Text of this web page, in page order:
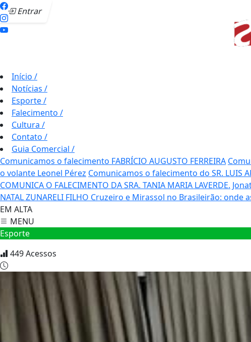
Entrar
Início /
Notícias /
Esporte/
Falecimento /
Cultura /
Contato /
Guia Comercial /
Comunicamos o falecimento FABRÍCIO AUGUSTO FERREIRA
o volante Leonel Pérez Comunicamos o falecimento do SR. LUIS
COMUNICA O FALECIMENTO DA SRA. TANIA MARIA LAVERDE.
NATAL ZUNARELI FILHO Cruzeiro e Mirassol no Brasileirão: onde
EM ALTA
MENU
Esporte
449Acessos